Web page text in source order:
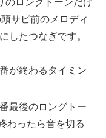
サビ前のメロディ
したつなぎです。
が終わるタイミン
最後のロングトー
わったら音を切る